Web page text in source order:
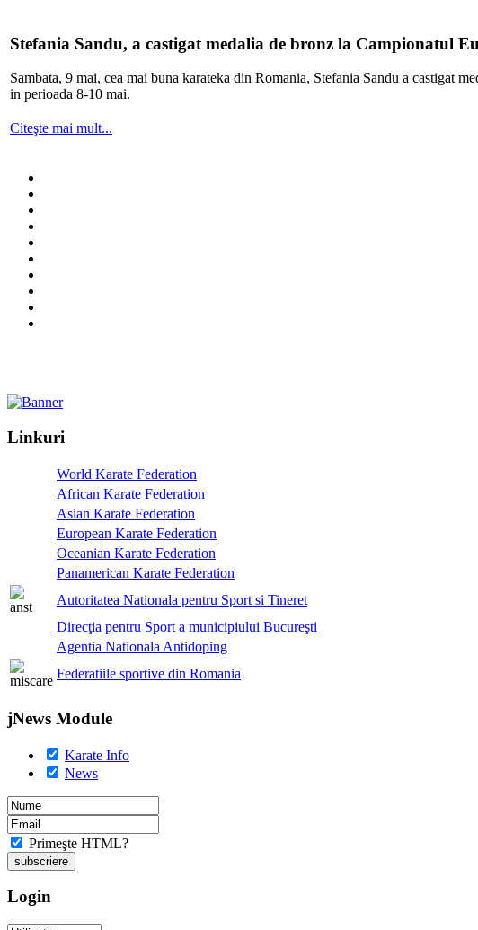
Stefania Sandu, a castigat medalia de bronz la Campionatul
Sambata, 9 mai, cea mai buna karateka din Romania, Stefania Sandu a castigat
in perioada 8-10 mai.
Citeşte mai mult...
Linkuri
World Karate Federation
African Karate Federation
Asian Karate Federation
European Karate Federation
Oceanian Karate Federation
Panamerican Karate Federation
Autoritatea Nationala pentru Sport si Tineret
Direcţia pentru Sport a municipiului Bucureşti
Agentia Nationala Antidoping
Federatiile sportive din Romania
jNews Module
Karate Info
News
Primeşte HTML?
Login